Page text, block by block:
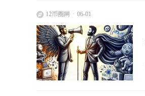
12币圈网 06-01